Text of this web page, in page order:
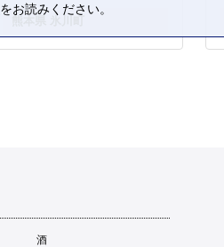
酒
をお読みください。